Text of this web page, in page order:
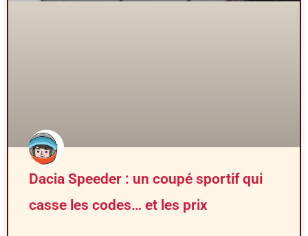
Dacia Speeder : un coupé sportif qui
casse les codes… et les prix